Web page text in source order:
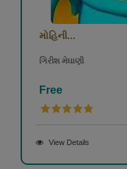
મોહિની...
ગિરીશ મેઘાણી
Free
View Details